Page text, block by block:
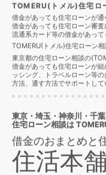
TOMERU(トメル)住宅ロ
借金があっても住宅ローンが
借金があっても住宅ローン審
流通系カード等の借金があっ
TOMERU(トメル)住宅ローン
東京都の住宅ローン相談の
借金があっても住宅ローンが
ッシング、トラベルローン等
方法、通す方法でサポートして
東京・埼玉・神奈川・千葉
住宅ローン相談は
借金のおまとめと
住活本舗